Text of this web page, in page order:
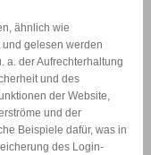
ähnlich wie
gelesen werden
a. der Aufrechterhaltung
und des
der Website,
und der
Beispiele dafür, was in
des Login-